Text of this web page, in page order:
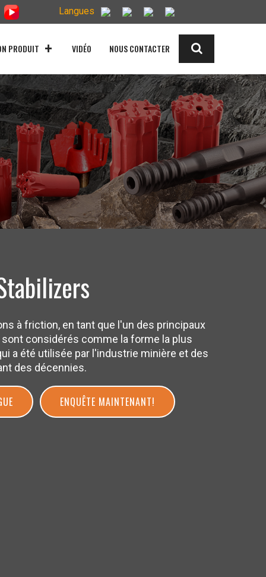
Langues
PRODUIT VIDÉO NOUS CONTACTER
à friction, en tant que l'un des principaux
considérés comme la forme la plus
a été utilisée par l'industrie minière et des
des décennies.
ENQUÊTE MAINTENANT!